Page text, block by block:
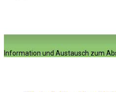
Information und Austausch zum